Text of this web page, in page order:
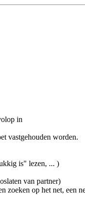
in
vastgehouden worden.
is" lezen, ... )
van partner)
op het net, een